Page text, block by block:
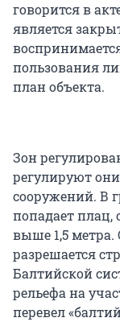
говорится в
является
пользования
план объекта.
Зон
регулируют
сооружений. В
попадает плац,
выше 1,5 метра.
разрешается
Балтийской
рельефа на
перевел